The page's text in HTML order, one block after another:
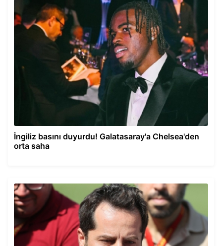
İngiliz basını duyurdu! Galatasaray'a Chelsea'den
orta saha